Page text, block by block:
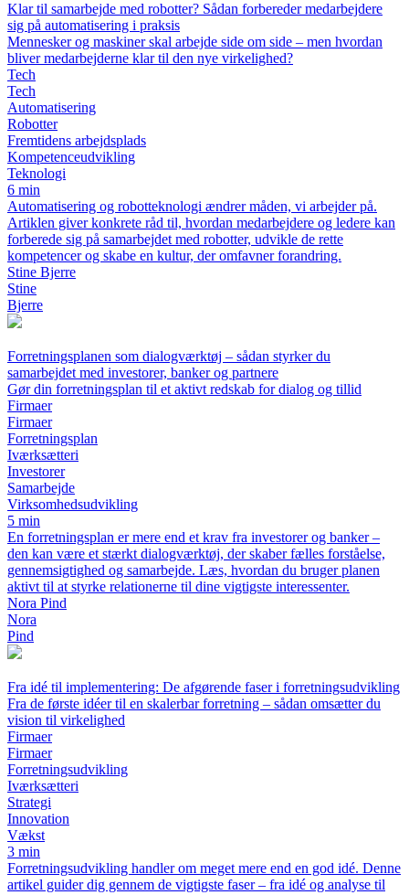
Klar til samarbejde med robotter? Sådan forbereder medarbejdere
sig på automatisering i praksis
Mennesker og maskiner skal arbejde side om side – men hvordan
bliver medarbejderne klar til den nye virkelighed?
Tech
Tech
Automatisering
Robotter
Fremtidens arbejdsplads
Kompetenceudvikling
Teknologi
6 min
Automatisering og robotteknologi ændrer måden, vi arbejder på.
Artiklen giver konkrete råd til, hvordan medarbejdere og ledere kan
forberede sig på samarbejdet med robotter, udvikle de rette
kompetencer og skabe en kultur, der omfavner forandring.
Stine Bjerre
Stine
Bjerre
Forretningsplanen som dialogværktøj – sådan styrker du
samarbejdet med investorer, banker og partnere
Gør din forretningsplan til et aktivt redskab for dialog og tillid
Firmaer
Firmaer
Forretningsplan
Iværksætteri
Investorer
Samarbejde
Virksomhedsudvikling
5 min
En forretningsplan er mere end et krav fra investorer og banker –
den kan være et stærkt dialogværktøj, der skaber fælles forståelse,
gennemsigtighed og samarbejde. Læs, hvordan du bruger planen
aktivt til at styrke relationerne til dine vigtigste interessenter.
Nora Pind
Nora
Pind
Fra idé til implementering: De afgørende faser i forretningsudvikling
Fra de første idéer til en skalerbar forretning – sådan omsætter du
vision til virkelighed
Firmaer
Firmaer
Forretningsudvikling
Iværksætteri
Strategi
Innovation
Vækst
3 min
Forretningsudvikling handler om meget mere end en god idé. Denne
artikel guider dig gennem de vigtigste faser – fra idé og analyse til